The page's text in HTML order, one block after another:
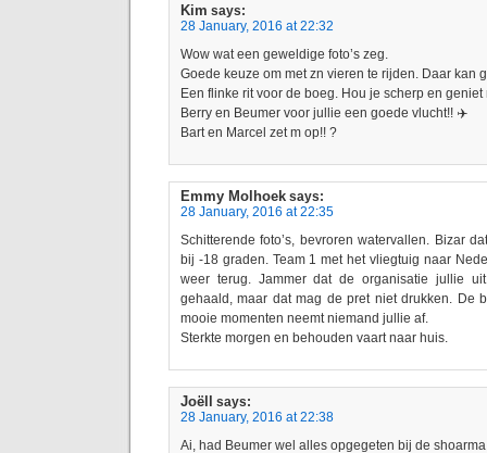
Kim says:
28 January, 2016 at 22:32
Wow wat een geweldige foto’s zeg.
Goede keuze om met zn vieren te rijden. Daar kan
Een flinke rit voor de boeg. Hou je scherp en
Berry en Beumer voor jullie een goede vlucht!! ✈️
Bart en Marcel zet m op!! ?
Emmy Molhoek says:
28 January, 2016 at 22:35
Schitterende foto’s, bevroren watervallen. Bizar
bij -18 graden. Team 1 met het vliegtuig naar
weer terug. Jammer dat de organisatie jullie
gehaald, maar dat mag de pret niet drukken. De
mooie momenten neemt niemand jullie af.
Sterkte morgen en behouden vaart naar huis.
Joëll says:
28 January, 2016 at 22:38
Ai, had Beumer wel alles opgegeten bij de